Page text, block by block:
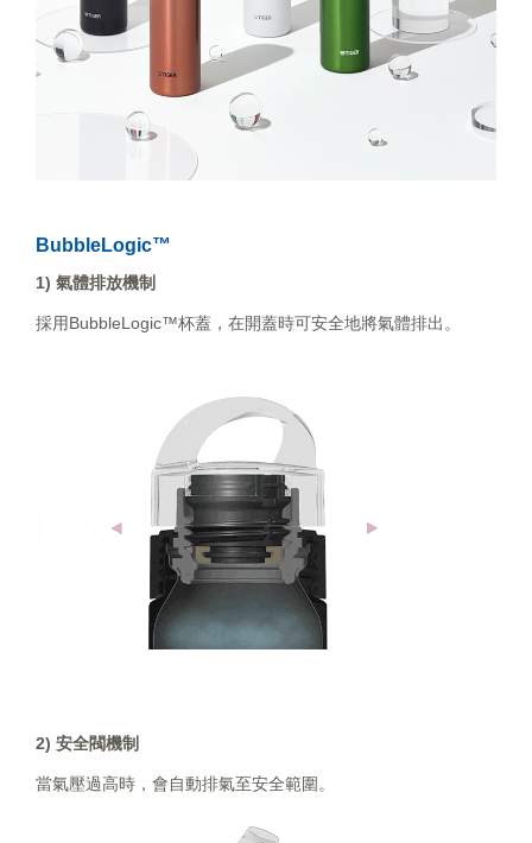
BubbleLogic™
1) 氣體排放機制
採用BubbleLogic™杯蓋，在開蓋時可安全地將氣體排出。
2) 安全閥機制
當氣壓過高時，會自動排氣至安全範圍。